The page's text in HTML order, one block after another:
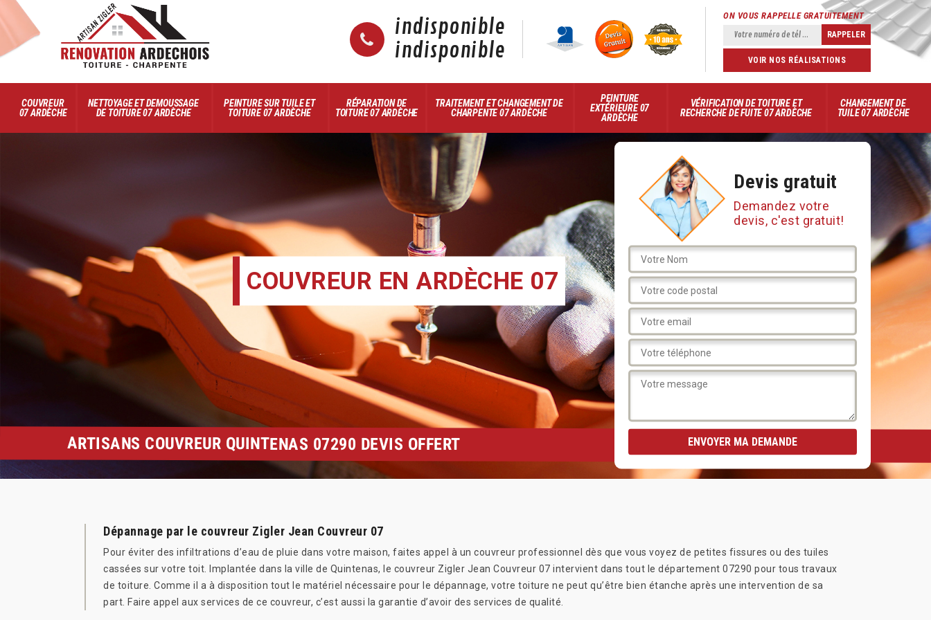
indisponible
indisponible
ON VOUS RAPPELLE GRATUITEMENT
VOIR NOS RÉALISATIONS
COUVREUR
07 ARDÈCHE
NETTOYAGE ET DEMOUSSAGE
DE TOITURE 07 ARDÈCHE
PEINTURE SUR TUILE ET
TOITURE 07 ARDÈCHE
RÉPARATION DE
TOITURE 07 ARDÈCHE
TRAITEMENT ET CHANGEMENT DE
CHARPENTE 07 ARDÈCHE
PEINTURE
EXTÉRIEURE 07
ARDÈCHE
VÉRIFICATION DE TOITURE ET
RECHERCHE DE FUITE 07 ARDÈCHE
CHANGEMENT DE
TUILE 07 ARDÈCHE
COUVREUR EN ARDÈCHE 07
Devis gratuit
Demandez votre
devis, c'est gratuit!
ARTISANS COUVREUR QUINTENAS 07290 DEVIS OFFERT
Dépannage par le couvreur Zigler Jean Couvreur 07
Pour éviter des infiltrations d’eau de pluie dans votre maison, faites appel à un couvreur professionnel dès que vous voyez de petites fissures ou des tuiles
cassées sur votre toit. Implantée dans la ville de Quintenas, le couvreur Zigler Jean Couvreur 07 intervient dans tout le département 07290 pour tous travaux
de toiture. Comme il a à disposition tout le matériel nécessaire pour le dépannage, votre toiture ne peut qu’être bien étanche après une intervention de sa
part. Faire appel aux services de ce couvreur, c’est aussi la garantie d’avoir des services de qualité.